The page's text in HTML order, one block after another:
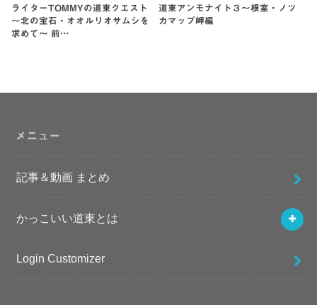
ライターTOMMYの道東クエスト
〜北の宝石・オオルリオサムシを
求めて〜 前…
道東アンモナイト３〜根室・ノツ
カマップ岬編
メニュー
記事＆動画 まとめ
かっこいい道東とは
Login Customizer